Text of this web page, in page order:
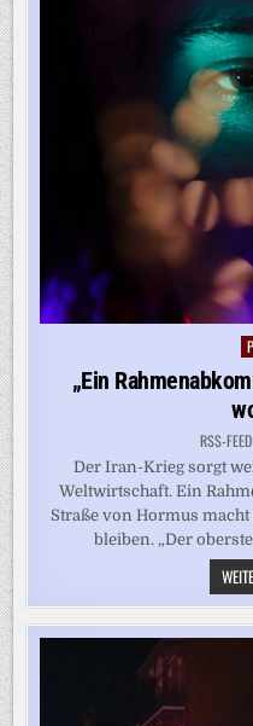
„Ein
RSS-FEED
Der Iran-Krieg sorgt
Weltwirtschaft. Ein
Straße von Hormus
bleiben. „Der